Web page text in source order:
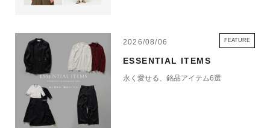
2026/08/06 FEATURE
ESSENTIAL ITEMS
永く愛せる、銘品アイテム6選